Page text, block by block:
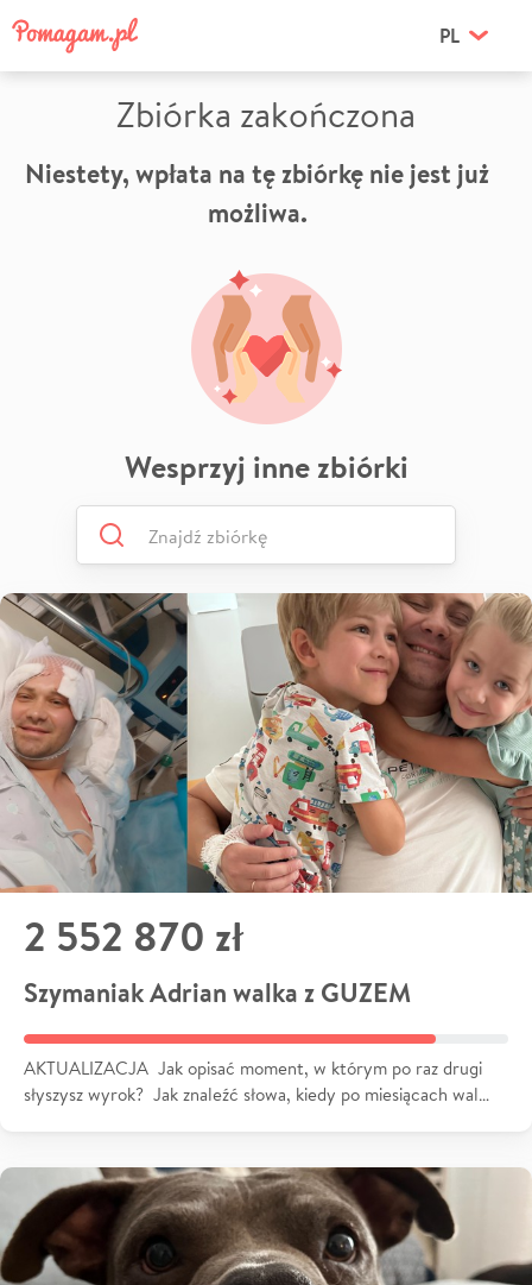
PL
Zbiórka zakończona
Niestety, wpłata na tę zbiórkę nie jest już
możliwa.
Wesprzyj inne zbiórki
2 552 870 zł
Szymaniak Adrian walka z GUZEM
AKTUALIZACJA Jak opisać moment, w którym po raz drugi
słyszysz wyrok? Jak znaleźć słowa, kiedy po miesiącach wal…